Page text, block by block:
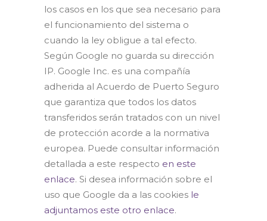
los casos en los que sea necesario para
el funcionamiento del sistema o
cuando la ley obligue a tal efecto.
Según Google no guarda su dirección
IP. Google Inc. es una compañía
adherida al Acuerdo de Puerto Seguro
que garantiza que todos los datos
transferidos serán tratados con un nivel
de protección acorde a la normativa
europea. Puede consultar información
detallada a este respecto en este
enlace. Si desea información sobre el
uso que Google da a las cookies le
adjuntamos este otro enlace.